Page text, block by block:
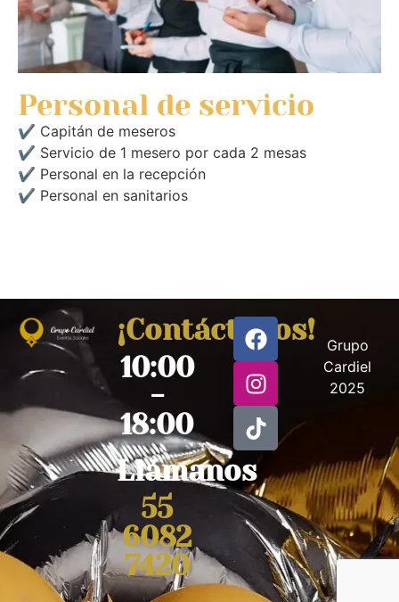
Personal de servicio
✔ Capitán de meseros
✔ Servicio de 1 mesero por cada 2 mesas
✔ Personal en la recepción
✔ Personal en sanitarios
¡Contáctanos!
10:00
-
18:00
Llámanos
55
6082
7420
Grupo
Cardiel
2025